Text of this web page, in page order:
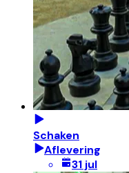
Schaken
Aflevering
31 jul